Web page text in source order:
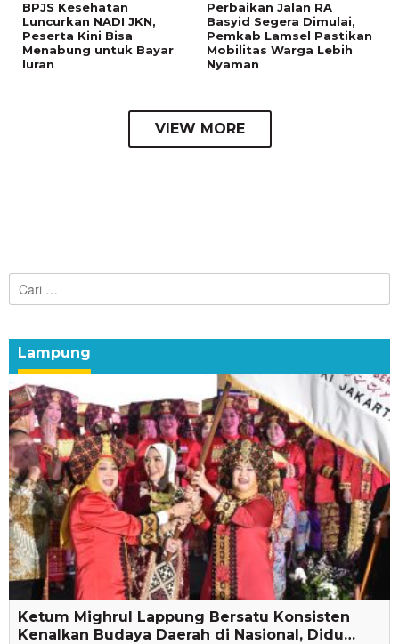
BPJS Kesehatan
Luncurkan NADI JKN,
Peserta Kini Bisa
Menabung untuk Bayar
Iuran
Perbaikan Jalan RA
Basyid Segera Dimulai,
Pemkab Lamsel Pastikan
Mobilitas Warga Lebih
Nyaman
VIEW MORE
Cari
untuk:
Lampung
Ketum Mighrul Lappung Bersatu Konsisten
Kenalkan Budaya Daerah di Nasional, Didu…